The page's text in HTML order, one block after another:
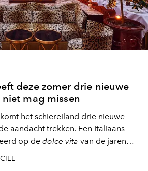
deze zomer drie nieuwe
mag missen
het schiereiland drie nieuwe
aandacht trekken. Een Italiaans
op de dolce vita van de jaren
hotspot die na zonsondergang
ontmoetingsplek en de